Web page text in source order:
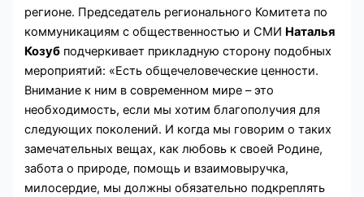
регионе. Председатель регионального Комитета по
коммуникациям с общественностью и СМИ Наталья
Козуб подчеркивает прикладную сторону подобных
мероприятий: «Есть общечеловеческие ценности.
Внимание к ним в современном мире – это
необходимость, если мы хотим благополучия для
следующих поколений. И когда мы говорим о таких
замечательных вещах, как любовь к своей Родине,
забота о природе, помощь и взаимовыручка,
милосердие, мы должны обязательно подкреплять